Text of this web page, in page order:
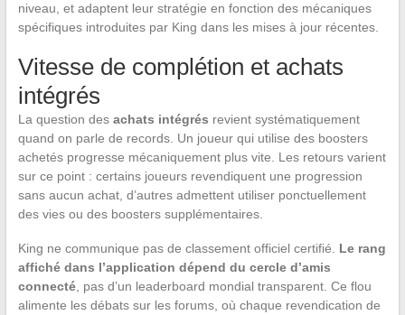
niveau, et adaptent leur stratégie en fonction des mécaniques
spécifiques introduites par King dans les mises à jour récentes.
Vitesse de complétion et achats
intégrés
La question des achats intégrés revient systématiquement
quand on parle de records. Un joueur qui utilise des boosters
achetés progresse mécaniquement plus vite. Les retours varient
sur ce point : certains joueurs revendiquent une progression
sans aucun achat, d’autres admettent utiliser ponctuellement
des vies ou des boosters supplémentaires.
King ne communique pas de classement officiel certifié. Le rang
affiché dans l’application dépend du cercle d’amis
connecté, pas d’un leaderboard mondial transparent. Ce flou
alimente les débats sur les forums, où chaque revendication de